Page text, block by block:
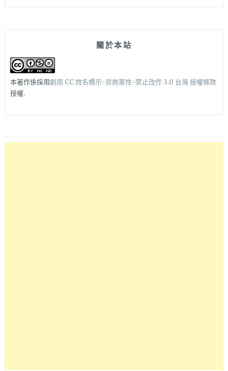
關於本站
本著作係採用創用 CC 姓名標示-非商業性-禁止改作 3.0 台灣 授權條款
授權.